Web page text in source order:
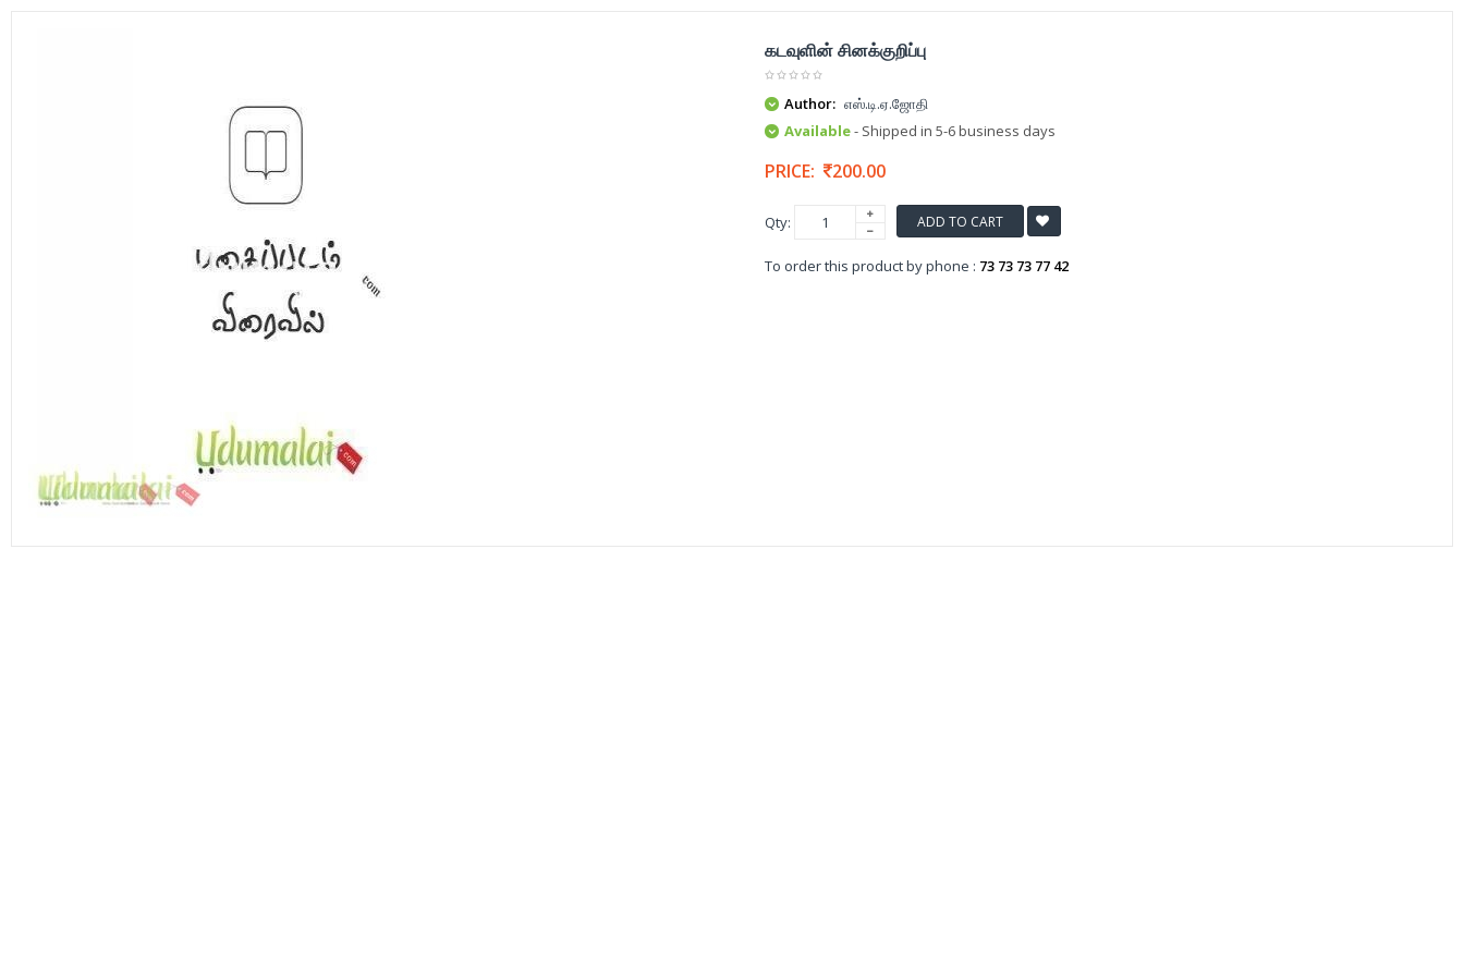
கடவுளின் சினக்குறிப்பு
Author: எஸ்.டி.ஏ.ஜோதி
Available- Shipped in 5-6 business days
PRICE: 200.00
Qty: ADD TO CART
To order this product by phone : 73 73 73 77 42